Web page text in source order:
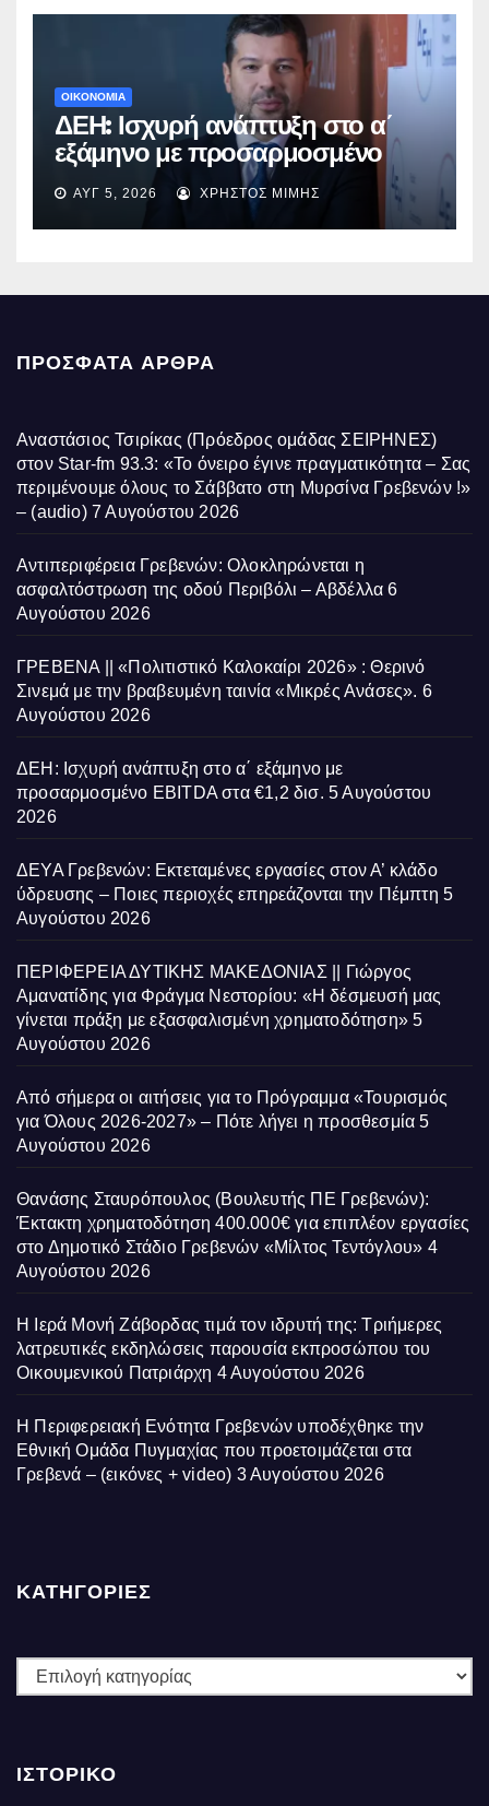
ΟΙΚΟΝΟΜΙΑ
ΔΕΗ: Ισχυρή ανάπτυξη στο α΄
εξάμηνο με προσαρμοσμένο
EBITDA στα €1,2 δισ.
ΑΥΓ 5, 2026 ΧΡΉΣΤΟΣ ΜΊΜΗΣ
ΠΡΌΣΦΑΤΑ ΆΡΘΡΑ
Αναστάσιος Τσιρίκας (Πρόεδρος ομάδας ΣΕΙΡΗΝΕΣ)
στον Star-fm 93.3: «Το όνειρο έγινε πραγματικότητα – Σας
περιμένουμε όλους το Σάββατο στη Μυρσίνα Γρεβενών !»
– (audio) 7 Αυγούστου 2026
Αντιπεριφέρεια Γρεβενών: Ολοκληρώνεται η
ασφαλτόστρωση της οδού Περιβόλι – Αβδέλλα 6
Αυγούστου 2026
ΓΡΕΒΕΝΑ || «Πολιτιστικό Καλοκαίρι 2026» : Θερινό
Σινεμά με την βραβευμένη ταινία «Μικρές Ανάσες». 6
Αυγούστου 2026
ΔΕΗ: Ισχυρή ανάπτυξη στο α΄ εξάμηνο με
προσαρμοσμένο EBITDA στα €1,2 δισ. 5 Αυγούστου
2026
ΔΕΥΑ Γρεβενών: Εκτεταμένες εργασίες στον Α’ κλάδο
ύδρευσης – Ποιες περιοχές επηρεάζονται την Πέμπτη 5
Αυγούστου 2026
ΠΕΡΙΦΕΡΕΙΑ ΔΥΤΙΚΗΣ ΜΑΚΕΔΟΝΙΑΣ || Γιώργος
Αμανατίδης για Φράγμα Νεστορίου: «Η δέσμευσή μας
γίνεται πράξη με εξασφαλισμένη χρηματοδότηση» 5
Αυγούστου 2026
Από σήμερα οι αιτήσεις για το Πρόγραμμα «Τουρισμός
για Όλους 2026-2027» – Πότε λήγει η προσθεσμία 5
Αυγούστου 2026
Θανάσης Σταυρόπουλος (Βουλευτής ΠΕ Γρεβενών):
Έκτακτη χρηματοδότηση 400.000€ για επιπλέον εργασίες
στο Δημοτικό Στάδιο Γρεβενών «Μίλτος Τεντόγλου» 4
Αυγούστου 2026
Η Ιερά Μονή Ζάβορδας τιμά τον ιδρυτή της: Τριήμερες
λατρευτικές εκδηλώσεις παρουσία εκπροσώπου του
Οικουμενικού Πατριάρχη 4 Αυγούστου 2026
Η Περιφερειακή Ενότητα Γρεβενών υποδέχθηκε την
Εθνική Ομάδα Πυγμαχίας που προετοιμάζεται στα
Γρεβενά – (εικόνες + video) 3 Αυγούστου 2026
ΚΑΤΗΓΟΡΙΕΣ
ΚΑΤΗΓΟΡΙΕΣ
ΙΣΤΟΡΙΚΌ